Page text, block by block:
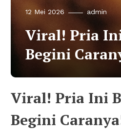
12 Mei 2026 admin
Viral! Pria
Begini
Viral! Pria Ini
Begini